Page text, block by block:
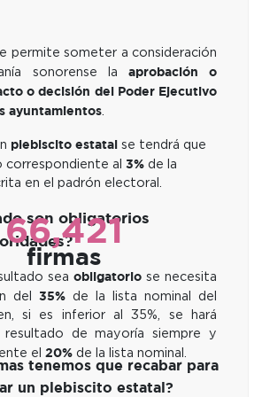
permite someter a consideración
sonorense la aprobación o
o decisión del Poder Ejecutivo
ayuntamientos
plebiscito estatal se tendrá que
correspondiente al 3% de la
en el padrón electoral.
son obligatorios
sea obligatorio se necesita
del 35% de la lista nominal del
si es inferior al 35%, se hará
de mayoría siempre y
el 20% de la lista nominal.
66,421
firmas
tenemos que recabar para
un plebiscito estatal?